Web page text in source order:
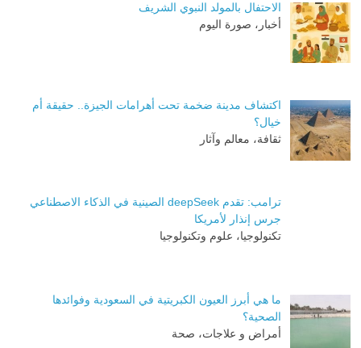
الاحتفال بالمولد النبوي الشريف
أخبار، صورة اليوم
اكتشاف مدينة ضخمة تحت أهرامات الجيزة.. حقيقة أم
خيال؟
ثقافة، معالم وآثار
ترامب: تقدم deepSeek الصينية في الذكاء الاصطناعي
جرس إنذار لأمريكا
تكنولوجيا، علوم وتكنولوجيا
ما هي أبرز العيون الكبريتية في السعودية وفوائدها
الصحية؟
أمراض و علاجات، صحة